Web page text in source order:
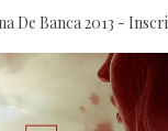
De Banca 2013 -